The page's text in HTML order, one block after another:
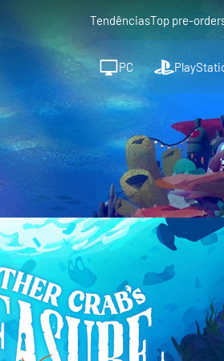
TendênciasTop pre-
PC